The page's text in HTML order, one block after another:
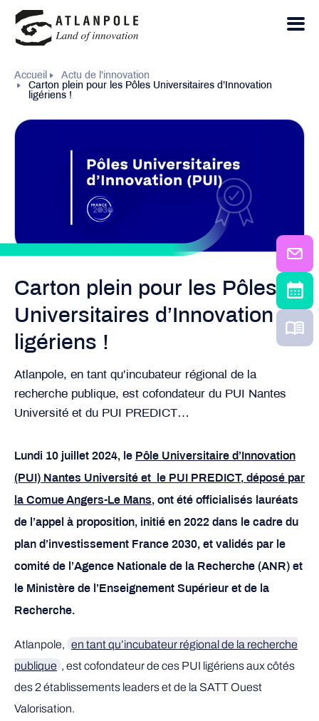
Accueil
Actu de l’innovation
Carton plein pour les Pôles Universitaires d’Innovation
ligériens !
Carton plein pour les Pôles
Universitaires d’Innovation
ligériens !
Atlanpole, en tant qu’incubateur régional de la
recherche publique, est cofondateur du PUI Nantes
Université et du PUI PREDICT…
Lundi 10 juillet 2024, le Pôle Universitaire d’Innovation
(PUI) Nantes Université et le PUI PREDICT, déposé par
la Comue Angers-Le Mans, ont été officialisés lauréats
de l’appel à proposition, initié en 2022 dans le cadre du
plan d’investissement France 2030, et validés par le
comité de l’Agence Nationale de la Recherche (ANR) et
le Ministère de l’Enseignement Supérieur et de la
Recherche.
Atlanpole, en tant qu’incubateur régional de la recherche
publique , est cofondateur de ces PUI ligériens aux côtés
des 2 établissements leaders et de la SATT Ouest
Valorisation.